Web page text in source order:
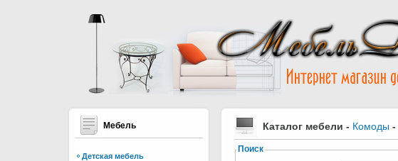
Мебель
Детская мебель
Каталог мебели - Комоды -
Поиск